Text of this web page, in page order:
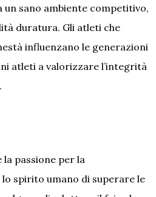
un sano ambiente competitivo,
duratura. Gli atleti che
influenzano le generazioni
atleti a valorizzare l’integrità
la passione per la
spirito umano di superare le